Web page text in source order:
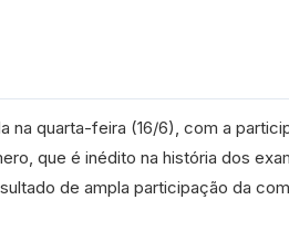
na quarta-feira (16/6), com a
que é inédito na história dos
de ampla participação da